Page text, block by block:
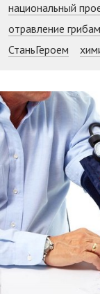
национальный
отравление
СтаньГероем